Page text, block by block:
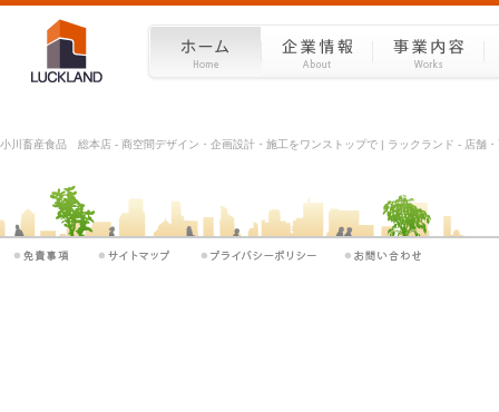
小川畜産食品 総本店 - 商空間デザイン・企画設計・施工をワンストップで | ラックランド - 店舗